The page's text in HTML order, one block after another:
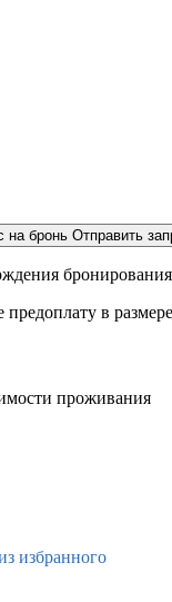
на бронь Отправить
бронирования
в размере
проживания
избранного